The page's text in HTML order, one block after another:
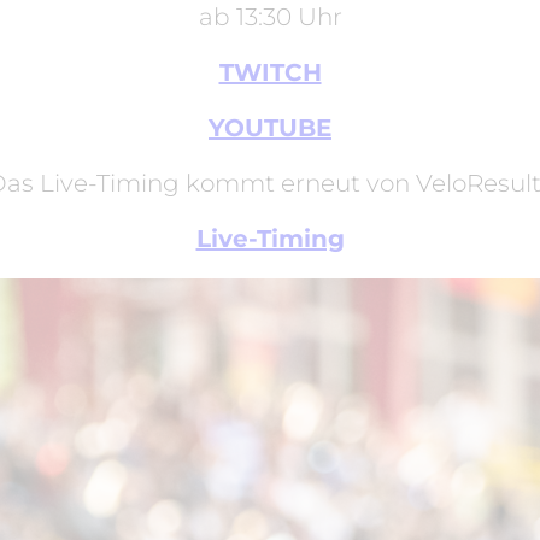
ab 13:30 Uhr
TWITCH
YOUTUBE
Live-Timing kommt erneut von
Live-Timing